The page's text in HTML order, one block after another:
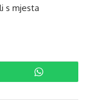
s mjesta